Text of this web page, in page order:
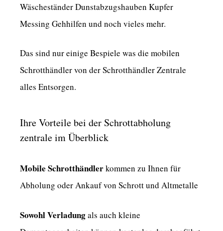
Wäscheständer Dunstabzugshauben Kupfer
Messing Gehhilfen und noch vieles mehr.
Das sind nur einige Bespiele was die mobilen
Schrotthändler von der Schrotthändler Zentrale
alles Entsorgen.
Ihre Vorteile bei der Schrottabholung
zentrale im Überblick
Mobile Schrotthändlerkommen zu Ihnen für
Abholung oder Ankauf von Schrott und Altmetalle
Sowohl Verladungals auch kleine